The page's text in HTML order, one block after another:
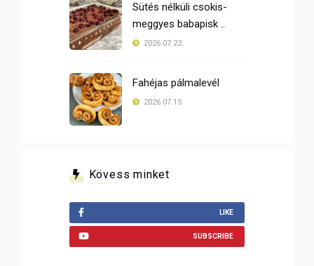
Sütés nélküli csokis-
meggyes babapisk ..
2026.07.22.
Fahéjas pálmalevél
2026.07.15.
Kövess minket
LIKE
SUBSCRIBE